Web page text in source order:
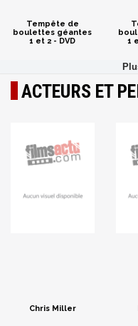
Tempête de
boulettes géantes
1 et 2 - DVD
1
ACTEURS ET
Chris Miller